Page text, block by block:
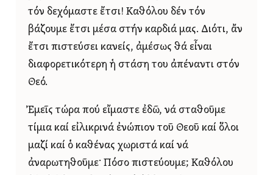
τόν δεχόμαστε ἔτσι! Καθόλου δέν τόν
βάζουμε ἔτσι μέσα στήν καρδιά μας. Διότι, ἄν
ἔτσι πιστεύσει κανείς, ἀμέσως θά εἶναι
διαφορετικότερη ἡ στάση του ἀπέναντι στόν
Θεό.
Ἐμεῖς τώρα πού εἴμαστε ἐδῶ, νά σταθοῦμε
τίμια καί εἰλικρινά ἐνώπιον τοῦ Θεοῦ καί ὅλοι
μαζί καί ὁ καθένας χωριστά καί νά
ἀναρωτηθοῦμε· Πόσο πιστεύουμε; Καθόλου